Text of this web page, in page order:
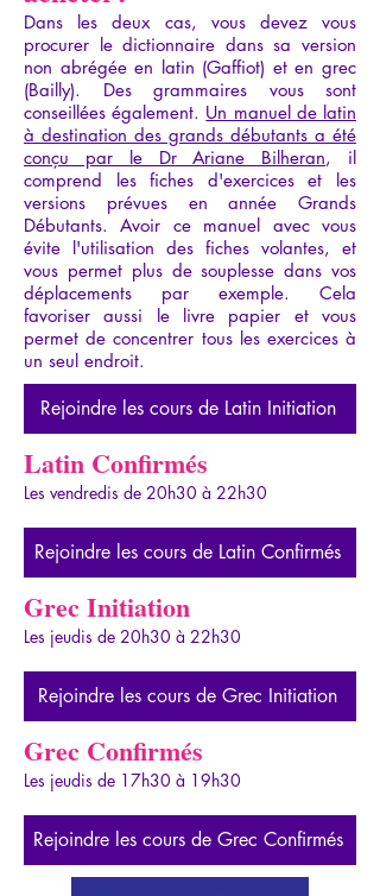
Dans les deux cas, vous devez vous
procurer le dictionnaire dans sa version
non abrégée en latin (Gaffiot) et en grec
(Bailly). Des grammaires vous sont
conseillées également. Un manuel de latin
à destination des grands débutants a été
conçu par le Dr Ariane Bilheran, il
comprend les fiches d'exercices et les
versions prévues en année Grands
Débutants. Avoir ce manuel avec vous
évite l'utilisation des fiches volantes, et
vous permet plus de souplesse dans vos
déplacements par exemple. Cela
favoriser aussi le livre papier et vous
permet de concentrer tous les exercices à
un seul endroit.
Rejoindre les cours de Latin Initiation
Latin Confirmés
Les vendredis de 20h30 à 22h30
Rejoindre les cours de Latin Confirmés
Grec Initiation
Les jeudis de 20h30 à 22h30
Rejoindre les cours de Grec Initiation
Grec Confirmés
Les jeudis de 17h30 à 19h30
Rejoindre les cours de Grec Confirmés